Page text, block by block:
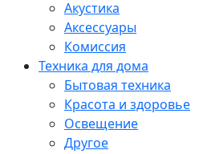
Акустика
Аксессуары
Комиссия
Техника для дома
Бытовая техника
Красота и здоровье
Освещение
Другое